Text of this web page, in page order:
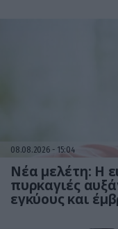
08.08.2026 15:04
Νέα μελέτη: Η
πυρκαγιές
εγκύους και